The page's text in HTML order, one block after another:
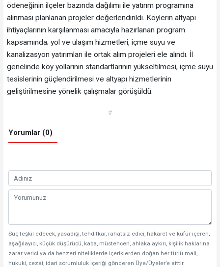
ödeneğinin ilçeler bazında dağılımı ile yatırım programına
alınması planlanan projeler değerlendirildi. Köylerin altyapı
ihtiyaçlarının karşılanması amacıyla hazırlanan program
kapsamında; yol ve ulaşım hizmetleri, içme suyu ve
kanalizasyon yatırımları ile ortak alım projeleri ele alındı. İl
genelinde köy yollarının standartlarının yükseltilmesi, içme suyu
tesislerinin güçlendirilmesi ve altyapı hizmetlerinin
geliştirilmesine yönelik çalışmalar görüşüldü.
#
Yorumlar (0)
Suç teşkil edecek, yasadışı, tehditkar, rahatsız edici, hakaret ve küfür içeren,
aşağılayıcı, küçük düşürücü, kaba, müstehcen, ahlaka aykırı, kişilik haklarına
zarar verici ya da benzeri niteliklerde içeriklerden doğan her türlü mali,
hukuki, cezai, idari sorumluluk içeriği gönderen Üye/Üyeler’e aittir.